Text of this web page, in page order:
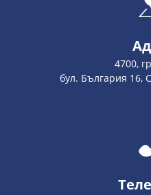
4700,
бул. България 16,